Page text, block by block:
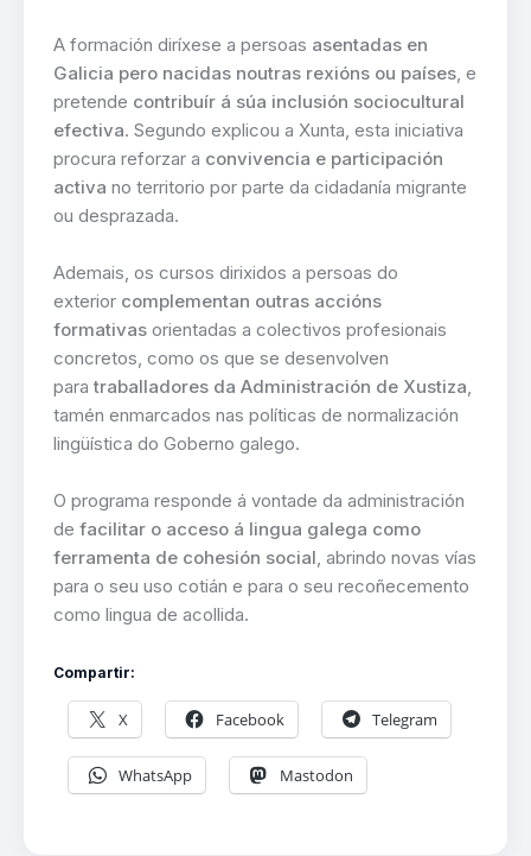
A formación diríxese a persoas asentadas en
Galicia pero nacidas noutras rexións ou países , e
pretende contribuír á súa inclusión sociocultural
efectiva. Segundo explicou a Xunta, esta iniciativa
procura reforzar a convivencia e participación
activa no territorio por parte da cidadanía migrante
ou desprazada.
Ademais, os cursos dirixidos a persoas do
exterior complementan outras accións
formativas orientadas a colectivos profesionais
concretos, como os que se desenvolven
paratraballadores da Administración de Xustiza
tamén enmarcados nas políticas de normalización
lingüística do Goberno galego.
O programa responde á vontade da administración
de facilitar o acceso á lingua galega como
ferramenta de cohesión social , abrindo novas vías
para o seu uso cotián e para o seu recoñecemento
como lingua de acollida.
Compartir:
X Facebook Telegram
WhatsApp Mastodon